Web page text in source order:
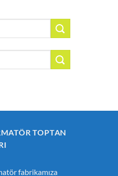
TOPTAN
fabrikamıza